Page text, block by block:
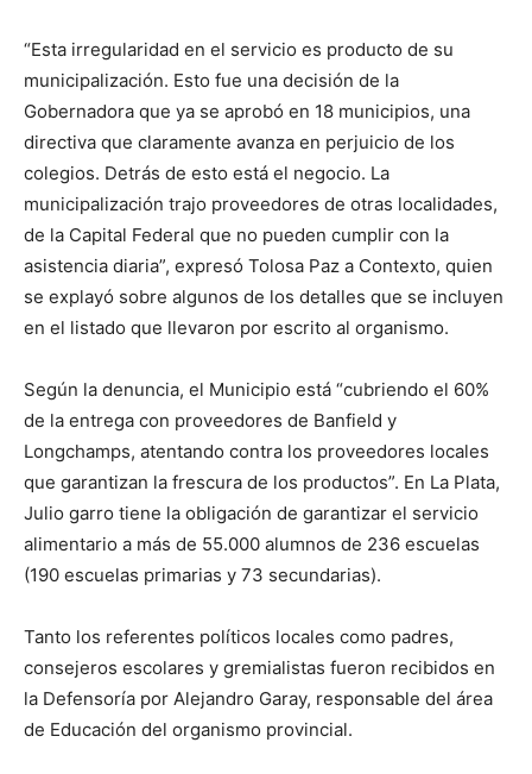
“Esta irregularidad en el servicio es producto de su
municipalización. Esto fue una decisión de la
Gobernadora que ya se aprobó en 18 municipios, una
directiva que claramente avanza en perjuicio de los
colegios. Detrás de esto está el negocio. La
municipalización trajo proveedores de otras localidades,
de la Capital Federal que no pueden cumplir con la
asistencia diaria”, expresó Tolosa Paz a Contexto, quien
se explayó sobre algunos de los detalles que se incluyen
en el listado que llevaron por escrito al organismo.
Según la denuncia, el Municipio está “cubriendo el 60%
de la entrega con proveedores de Banfield y
Longchamps, atentando contra los proveedores locales
que garantizan la frescura de los productos”. En La Plata,
Julio garro tiene la obligación de garantizar el servicio
alimentario a más de 55.000 alumnos de 236 escuelas
(190 escuelas primarias y 73 secundarias).
Tanto los referentes políticos locales como padres,
consejeros escolares y gremialistas fueron recibidos en
la Defensoría por Alejandro Garay, responsable del área
de Educación del organismo provincial.